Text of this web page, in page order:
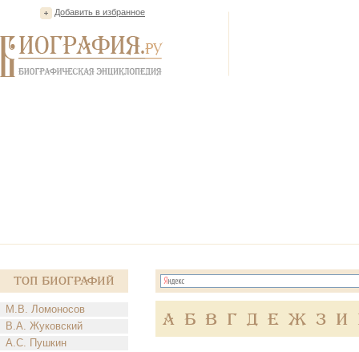
Добавить в избранное
Топ Биографий
М.В. Ломоносов
В.А. Жуковский
А.С. Пушкин
А Б В Г Д Е Ж З И